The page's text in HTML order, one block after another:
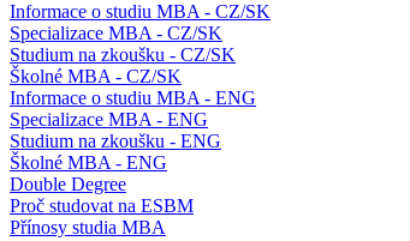
Informace o studiu MBA - CZ/SK
Specializace MBA - CZ/SK
Studium na zkoušku - CZ/SK
Školné MBA - CZ/SK
Informace o studiu MBA - ENG
Specializace MBA - ENG
Studium na zkoušku - ENG
Školné MBA - ENG
Double Degree
Proč studovat na ESBM
Přínosy studia MBA